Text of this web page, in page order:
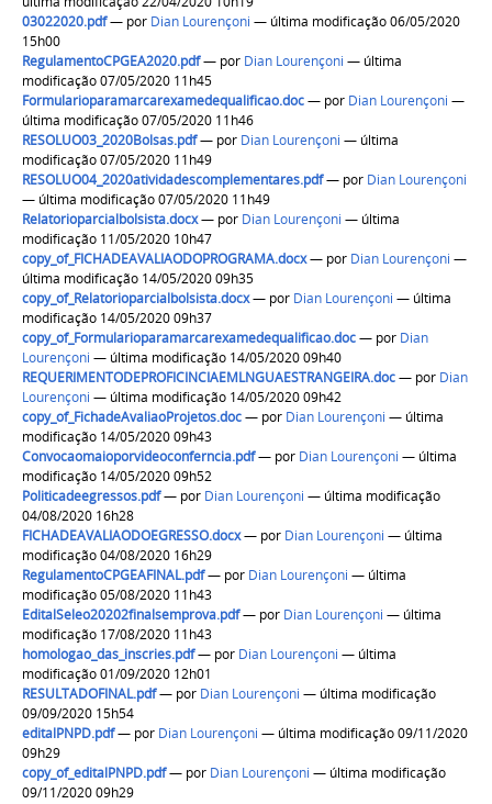
03022020.pdf— por Dian Lourençoni — última modificação 06/05/2020
15h00
RegulamentoCPGEA2020.pdf— por Dian Lourençoni — última
modificação 07/05/2020 11h45
Formularioparamarcarexamedequalificao.doc— por Dian Lourençoni —
última modificação 07/05/2020 11h46
RESOLUO03_2020Bolsas.pdf— por Dian Lourençoni — última
modificação 07/05/2020 11h49
RESOLUO04_2020atividadescomplementares.pdf— por Dian Lourençoni
— última modificação 07/05/2020 11h49
Relatorioparcialbolsista.docx— por Dian Lourençoni — última
modificação 11/05/2020 10h47
copy_of_FICHADEAVALIAODOPROGRAMA.docx— por Dian Lourençoni —
última modificação 14/05/2020 09h35
copy_of_Relatorioparcialbolsista.docx— por Dian Lourençoni — última
modificação 14/05/2020 09h37
copy_of_Formularioparamarcarexamedequalificao.doc— por Dian
Lourençoni — última modificação 14/05/2020 09h40
REQUERIMENTODEPROFICINCIAEMLNGUAESTRANGEIRA.doc— por Dian
Lourençoni — última modificação 14/05/2020 09h42
copy_of_FichadeAvaliaoProjetos.doc— por Dian Lourençoni — última
modificação 14/05/2020 09h43
Convocaomaioporvideoconferncia.pdf— por Dian Lourençoni — última
modificação 14/05/2020 09h52
Politicadeegressos.pdf— por Dian Lourençoni — última modificação
04/08/2020 16h28
FICHADEAVALIAODOEGRESSO.docx— por Dian Lourençoni — última
modificação 04/08/2020 16h29
RegulamentoCPGEAFINAL.pdf— por Dian Lourençoni — última
modificação 05/08/2020 11h43
EditalSeleo20202finalsemprova.pdf— por Dian Lourençoni — última
modificação 17/08/2020 11h43
homologao_das_inscries.pdf— por Dian Lourençoni — última
modificação 01/09/2020 12h01
RESULTADOFINAL.pdf— por Dian Lourençoni — última modificação
09/09/2020 15h54
editalPNPD.pdf— por Dian Lourençoni — última modificação 09/11/2020
09h29
copy_of_editalPNPD.pdf— por Dian Lourençoni — última modificação
09/11/2020 09h29